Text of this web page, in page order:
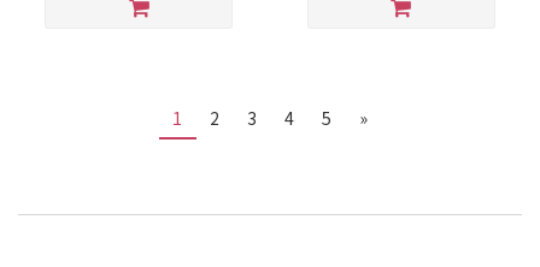
1 2 3 4 5 »